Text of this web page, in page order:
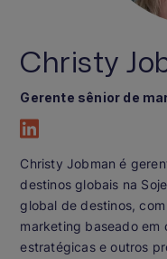
Christy
Gerente sênior de
Christy Jobman é
destinos globais na
global de destinos,
marketing baseado em
estratégicas e outros